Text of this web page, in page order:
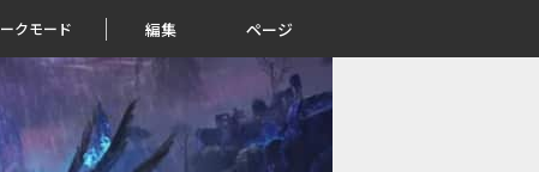
クモード 編集 ページ